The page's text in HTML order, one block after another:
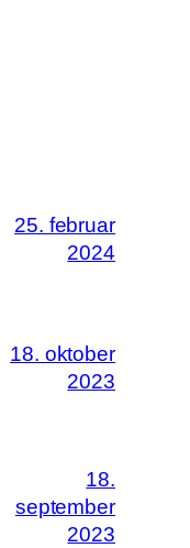
25. februar
2024
18. oktober
2023
18.
september
2023